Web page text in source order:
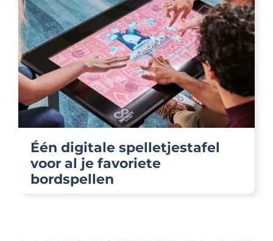
Één digitale spelletjestafel
voor al je favoriete
bordspellen